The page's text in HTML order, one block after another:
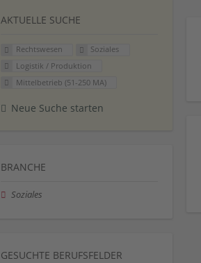
AKTUELLE SUCHE
Rechtswesen
Soziales
Logistik / Produktion
Mittelbetrieb (51-250 MA)
Neue Suche starten
BRANCHE
Soziales
GESUCHTE BERUFSFELDER